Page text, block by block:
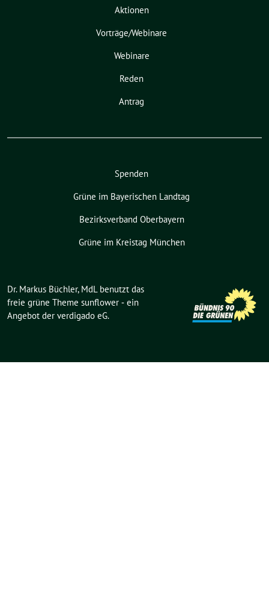
Aktionen
Vorträge/Webinare
Webinare
Reden
Antrag
Spenden
Grüne im Bayerischen Landtag
Bezirksverband Oberbayern
Grüne im Kreistag München
Dr. Markus Büchler, MdL benutzt das
freie grüne Theme sunflower ‐ ein
Angebot der verdigado eG.